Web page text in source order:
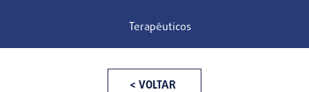
Terapêuticos
< VOLTAR